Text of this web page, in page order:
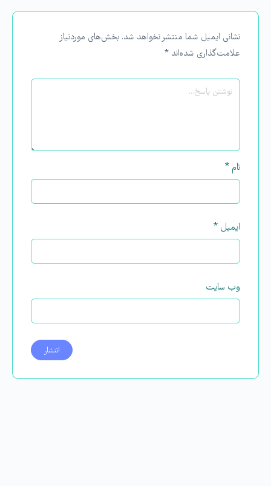
نشانی ایمیل شما منتشر نخواهد شد. بخش‌های موردنیاز
علامت‌گذاری شده‌اند *
نام *
ایمیل *
وب‌ سایت